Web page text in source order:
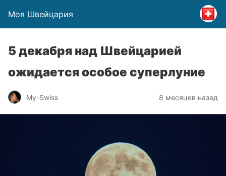
Моя Швейцария
5 декабря над Швейцарией
ожидается особое суперлуние
My-Swiss 8 месяцев назад